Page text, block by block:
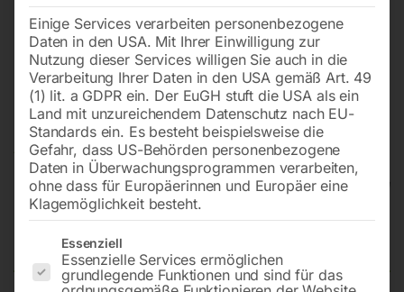
Dekupiersäge DKS 504 Vario
Einige Services verarbeiten personenbezogene
Daten in den USA. Mit Ihrer Einwilligung zur
Nutzung dieser Services willigen Sie auch in die
Verarbeitung Ihrer Daten in den USA gemäß Art. 49
(1) lit. a GDPR ein. Der EuGH stuft die USA als ein
Land mit unzureichendem Datenschutz nach EU-
Standards ein. Es besteht beispielsweise die
Gefahr, dass US-Behörden personenbezogene
Daten in Überwachungsprogrammen verarbeiten,
ohne dass für Europäerinnen und Europäer eine
Klagemöglichkeit besteht.
Es folgt eine Liste der Service-Gruppen, für die eine
Essenziell
Essenzielle Services ermöglichen
grundlegende Funktionen und sind für das